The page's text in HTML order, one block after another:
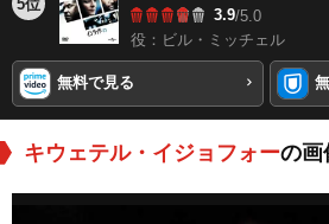
5位
3.9/5.0
役：ビル・ミッチェル
無料で見る
キウェテル・イジョフォーの画